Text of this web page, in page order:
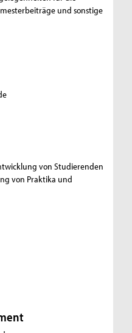
und sonstige
von Studierenden
von Praktika und